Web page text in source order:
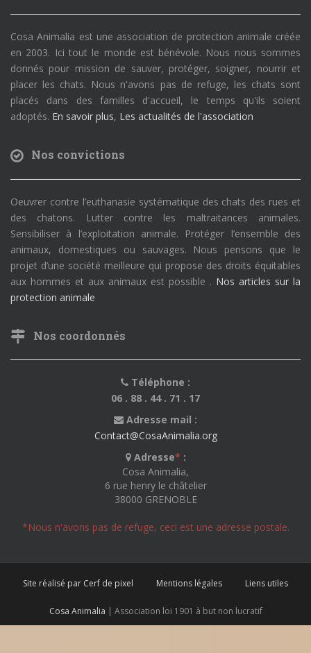
Cosa Animalia est une association de protection animale créée
en 2003. Ici tout le monde est bénévole. Nous nous sommes
donnés pour mission de sauver, protéger, soigner, nourrir et
placer les chats. Nous n'avons pas de refuge, les chats sont
placés dans des familles d'accueil, le temps qu'ils soient
adoptés. En savoir plus, Les actualités de l'association
Nos convictions
Oeuvrer contre l’euthanasie systématique des chats des rues et
des chatons. Lutter contre les maltraitances animales.
Sensibiliser à l’exploitation animale. Protéger l’ensemble des
animaux, domestiques ou sauvages. Nous pensons que le
projet d’une société meilleure qui propose des droits équitables
aux hommes et aux animaux est possible . Nos articles sur la
protection animale
Nos coordonnés
Téléphone :
06 . 88 . 44 . 71 . 17
Adresse mail :
Contact@CosaAnimalia.org
Adresse* :
Cosa Animalia,
6 rue henry le châtelier
38000 GRENOBLE
*Nous n'avons pas de refuge, ceci est une adresse postale.
Site réalisé par Cerf de pixel Mentions légales Liens utiles
Cosa Animalia | Association loi 1901 à but non lucratif